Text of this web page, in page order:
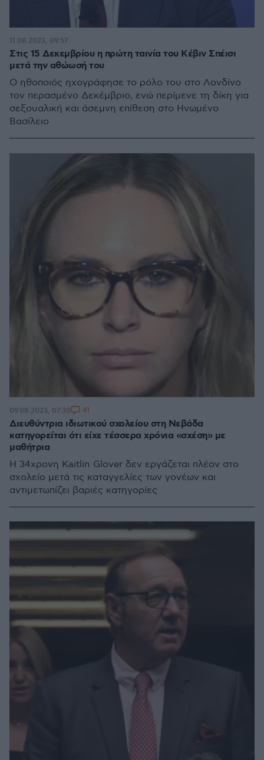
Στις 15 Δεκεμβρίου η πρώτη ταινία του Κέβιν Σπέισι
μετά την αθώωσή του
Ο ηθοποιός ηχογράφησε το ρόλο του στο Λονδίνο
τον περασμένο Δεκέμβριο, ενώ περίμενε τη δίκη για
σεξουαλική και άσεμνη επίθεση στο Ηνωμένο
Βασίλειο
11.08.2023, 09:57
Διευθύντρια ιδιωτικού σχολείου στη Νεβάδα
κατηγορείται ότι είχε τέσσερα χρόνια «σχέση» με
μαθήτρια
Η 34χρονη Kaitlin Glover δεν εργάζεται πλέον στο
σχολείο μετά τις καταγγελίες των γονέων και
αντιμετωπίζει βαριές κατηγορίες
09.08.2023, 07:30 41